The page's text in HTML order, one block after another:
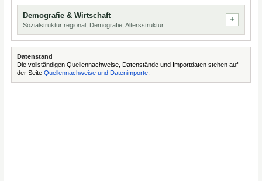
Demografie & Wirtschaft
Sozialstruktur regional, Demografie, Altersstruktur
Datenstand
Die vollständigen Quellennachweise, Datenstände und Importdaten stehen auf
der Seite Quellennachweise und Datenimporte